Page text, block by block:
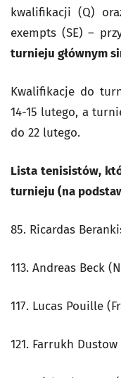
kwalifikacji (Q)
exempts (SE) –
turnieju głównym
Kwalifikacje do
14-15 lutego, a
do 22 lutego.
Lista tenisistów,
turnieju (na
85. Ricardas
113. Andreas Beck
117. Lucas Pouille
121. Farrukh